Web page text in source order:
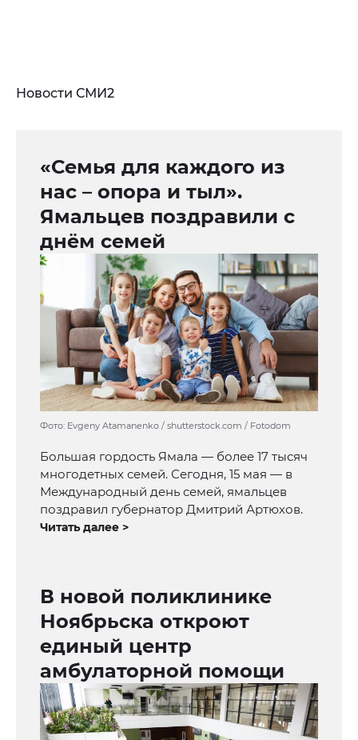
Новости СМИ2
«Семья для каждого из
нас – опора и тыл».
Ямальцев поздравили с
днём семей
Фото: Evgeny Atamanenko / shutterstock.com / Fotodom
Большая гордость Ямала — более 17 тысяч
многодетных семей. Сегодня, 15 мая — в
Международный день семей, ямальцев
поздравил губернатор Дмитрий Артюхов.
Читать далее >
В новой поликлинике
Ноябрьска откроют
единый центр
амбулаторной помощи